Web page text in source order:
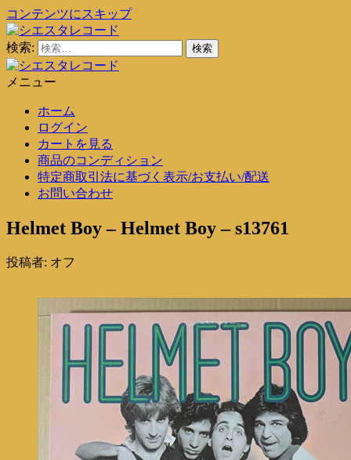
コンテンツにスキップ
シエスタレコード
中古レコード通販
検索:
メニュー
ホーム
ログイン
カートを見る
商品のコンディション
特定商取引法に基づく表示/お支払い/配送
お問い合わせ
Helmet Boy – Helmet Boy – s13761
投稿者: オフ